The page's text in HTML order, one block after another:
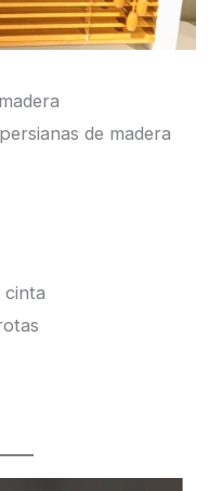
de madera
cinta